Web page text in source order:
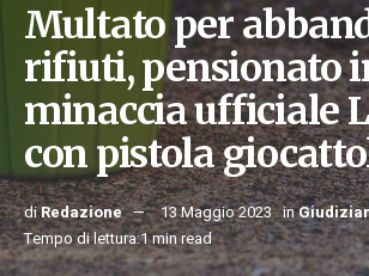
Multato per
rifiuti, pensionato
minaccia ufficiale
con pistola
diRedazione 13 Maggio 2023 in
Tempo di lettura:1 min read